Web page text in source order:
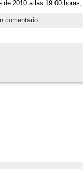
2010 a las 19:00
comentario